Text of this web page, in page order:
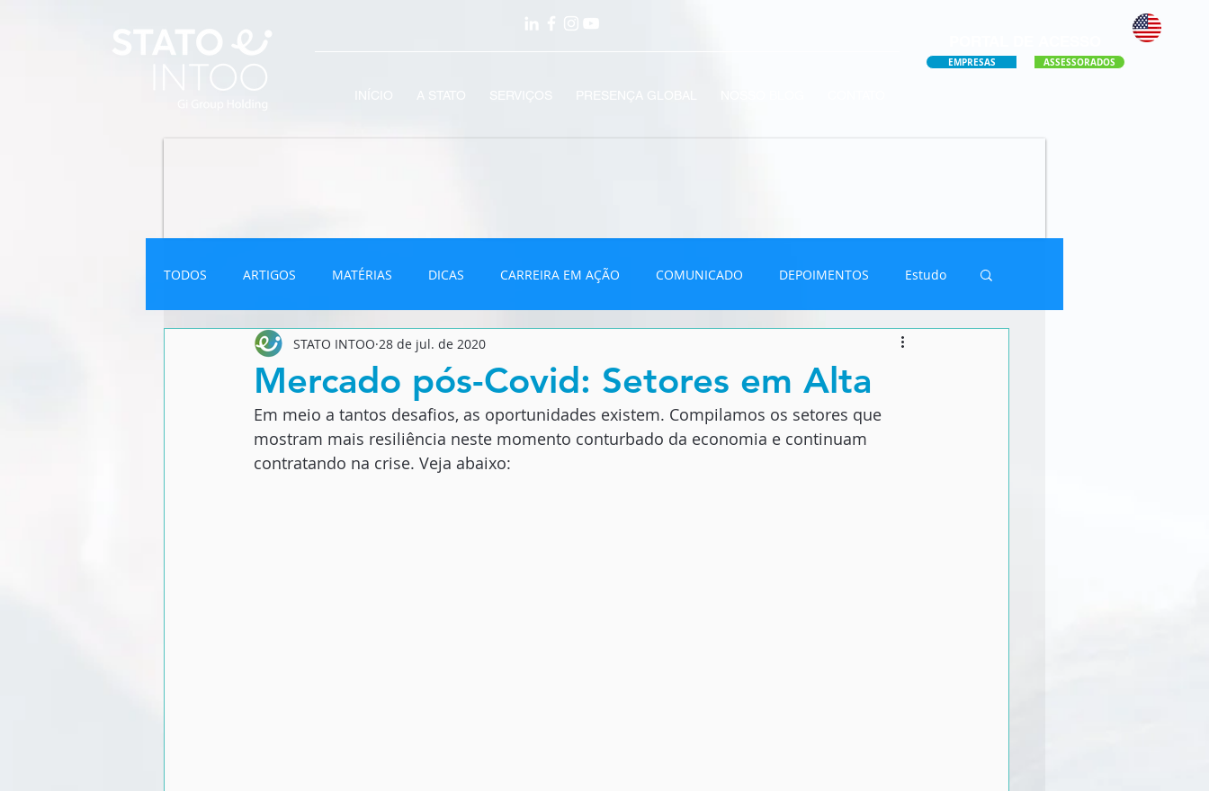
EMPRESAS ASSESSORADOS
TODOS ARTIGOS MATÉRIAS DICAS CARREIRA EM AÇÃO COMUNICADO DEPOIMENTOS Estudo
INFOGRÁFICO NEWSLETTER VÍDEOS
Mercado pós-Covid: Setores em Alta
STATO INTOO 28 de jul. de 2020
Em meio a tantos desafios, as oportunidades existem. Compilamos os setores que
mostram mais resiliência neste momento conturbado da economia e continuam
contratando na crise. Veja abaixo: